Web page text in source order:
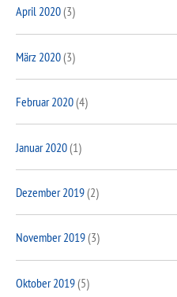
April 2020(3)
März 2020(3)
Februar 2020(4)
Januar 2020(1)
Dezember 2019(2)
November 2019(3)
Oktober 2019(5)